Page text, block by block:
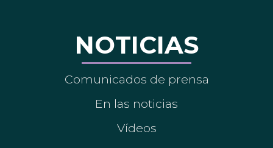
NOTICIAS
Comunicados de prensa
En las noticias
Vídeos